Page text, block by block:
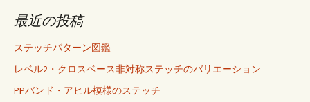
最近の投稿
ステッチパターン図鑑
レベル2・クロスベース非対称ステッチのバリエーション
PPバンド・アヒル模様のステッチ